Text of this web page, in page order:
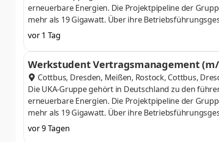
erneuerbare Energien. Die Projektpipeline der
mehr als 19 Gigawatt. Über ihre
hinaus die Betriebsführung für Wind- und PV-Parks.
Umsetzung der Energiewende arbeiten. Hierfür
einen Abteilungsleiter (m/w/d) Projektentwicklung
strategische, fachliche und personelle Leitung der
Bundesländer Mecklenburg-Vorpommern und
dass Ene
vor 1 Tag
Werkstudent Vertragsmanagement
Cottbus, Dresden, Meißen, Rostock, Cottbus,
Die UKA-Gruppe gehört in Deutschland zu den
erneuerbare Energien. Die Projektpipeline der
mehr als 19 Gigawatt. Über ihre
hinaus die Betriebsführung für Wind- und PV-Parks.
Umsetzung der Energiewende arbeiten. Hierfür
vor 9 Tagen